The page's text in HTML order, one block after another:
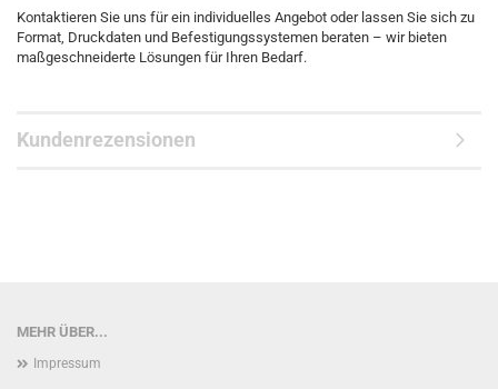
Kontaktieren Sie uns für ein individuelles Angebot oder lassen Sie sich zu
Format, Druckdaten und Befestigungssystemen beraten – wir bieten
maßgeschneiderte Lösungen für Ihren Bedarf.
Kundenrezensionen
MEHR ÜBER...
Impressum